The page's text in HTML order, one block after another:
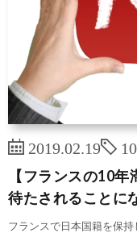
2019.02.19
【フランスの10
待たされることに
フランスで日本国籍を保